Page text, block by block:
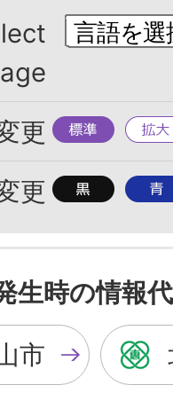
更 標
準
拡
大
更 背
色
を
黒
色
に
背
色
を
青
色
に
生時の情報
市